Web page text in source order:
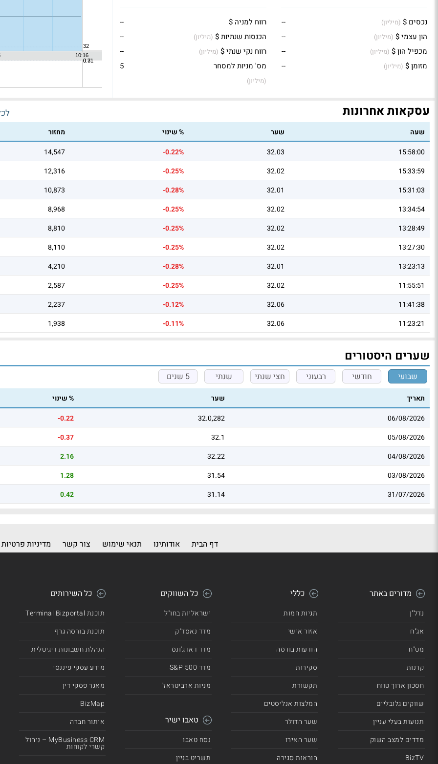
נכסים $ (מיליון)
--
הון עצמי $ (מיליון)
--
מכפיל הון $ (מיליון)
--
מזומן $ (מיליון) --
רווח למניה $
--
הכנסות שנתיות $ (מיליון)
--
רווח נקי שנתי $ (מיליון)
--
מס' מניות למסחר
(מיליון)
5
עסקאות אחרונות
שעה שער % שינוי
מחזור
15:58:00
32.03
-0.22%
14,547
15:33:59
32.02
-0.25%
12,316
15:31:03
32.01
-0.28%
10,873
13:34:54
32.02
-0.25%
8,968
13:28:49
32.02
-0.25%
8,810
13:27:30
32.02
-0.25%
8,110
13:23:13
32.01
-0.28%
4,210
11:55:51
32.02
-0.25%
2,587
11:41:38
32.06
-0.12%
2,237
11:23:21
32.06
-0.11%
1,938
שערים היסטורים
שבועי חודשי רבעוני חצי שנתי שנתי 5 שנים
תאריך שער
% שינוי
06/08/2026
32.0,282
-0.22
05/08/2026
32.1
-0.37
04/08/2026
32.22
2.16
03/08/2026
31.54
1.28
31/07/2026
31.14
0.42
דף הבית אודותינו תנאי שימוש צור קשר מדיניות פרטיות
מדורים באתר
נדל"ן
אג"ח
מט"ח
קרנות
חסכון ארוך טווח
שווקים גלובליים
תנועות בעלי עניין
מדדים למצב השוק
BizTV
כללי
תגיות חמות
אזור אישי
הודעות בורסה
סקירות
תקשורת
המלצות אנליסטים
שער הדולר
שער האירו
הוראות סגירה
כל השווקים
ישראליות בחו"ל
מדד נאסד"ק
מדד דאו ג'ונס
מדד 500 S&P
מניות ארביטראז'
טאבו ישיר
נסח טאבו
תשריט בניין
כל השירותים
תוכנת Terminal Bizportal
תוכנת בורסה גרף
הנהלת חשבונות דיגיטלית
מידע עסקי פיננסי
מאגר פסקי דין
BizMap
איתור חברה
MyBusiness CRM – ניהול
קשרי לקוחות